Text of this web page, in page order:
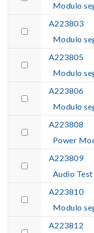
Modulo
A223803
Modulo
A223805
Modulo
A223806
Modulo
A223808
Power
A223809
Audio
A223810
Modulo
A223812